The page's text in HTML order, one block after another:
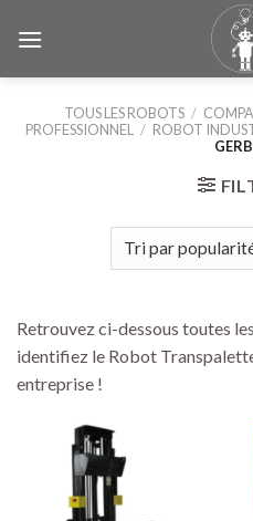
TOUS LES ROBOTS /
PROFESSIONNEL
/ ROBOT
Retrouvez ci-dessous toutes
identifiez le Robot
entreprise !